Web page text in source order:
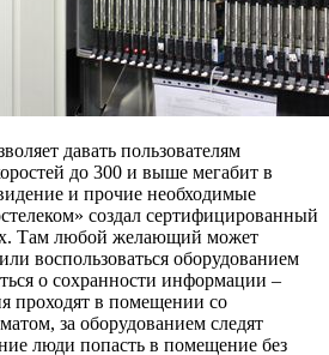
давать пользователям
до 300 и выше мегабит в
и прочие необходимые
создал сертифицированный
Там любой желающий может
воспользоваться оборудованием
о сохранности информации –
проходят в помещении со
за оборудованием следят
люди попасть в помещение без